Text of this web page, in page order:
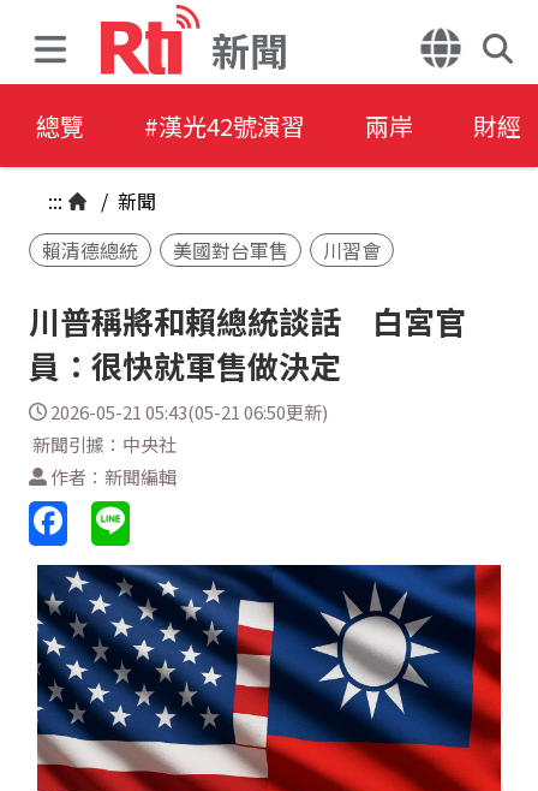
新聞
總覽 #漢光42號演習 兩岸 財經
::: / 新聞
賴清德總統
美國對台軍售 川習會
川普稱將和賴總統談話 白宮官
員：很快就軍售做決定
2026-05-21 05:43(05-21 06:50更新)
新聞引據：中央社
作者：新聞編輯